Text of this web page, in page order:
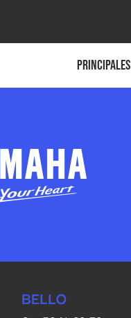
Principales
BELLO